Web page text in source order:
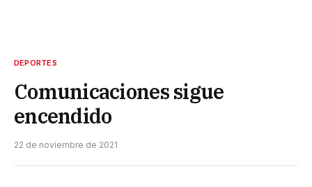
DEPORTES
Comunicaciones sigue
encendido
22 de noviembre de 2021